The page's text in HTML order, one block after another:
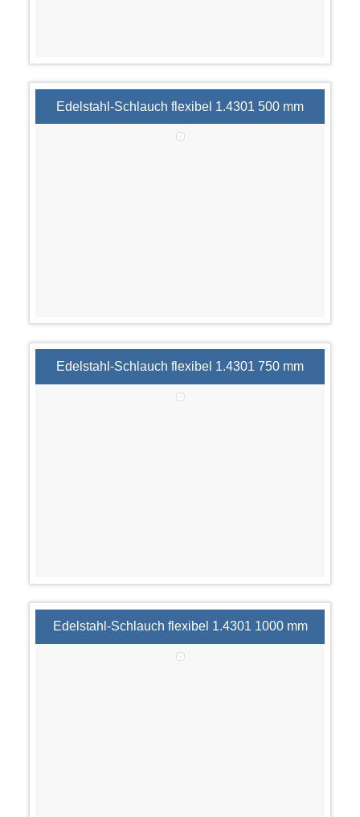
Edelstahl-Schlauch flexibel 1.4301 500 mm
Edelstahl-Schlauch flexibel 1.4301 750 mm
Edelstahl-Schlauch flexibel 1.4301 1000 mm